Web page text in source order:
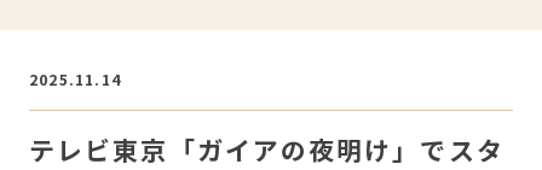
2025.11.14
テレビ東京「ガイアの夜明け」でスタ